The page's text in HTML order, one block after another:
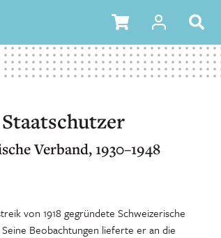
Verband, 1930–1948
von 1918 gegründete Schweizerische
Beobachtungen lieferte er an die